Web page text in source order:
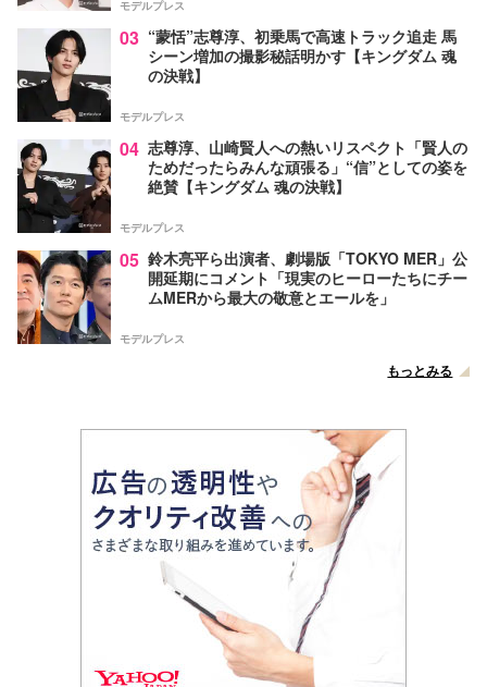
モデルプレス
03 “蒙恬”志尊淳、初乗馬で高速トラック追走 馬
シーン増加の撮影秘話明かす【キングダム 魂
の決戦】
モデルプレス
04 志尊淳、山崎賢人への熱いリスペクト「賢人の
ためだったらみんな頑張る」“信”としての姿を
絶賛【キングダム 魂の決戦】
モデルプレス
05 鈴木亮平ら出演者、劇場版「TOKYO MER」公
開延期にコメント「現実のヒーローたちにチー
ムMERから最大の敬意とエールを」
モデルプレス
もっとみる